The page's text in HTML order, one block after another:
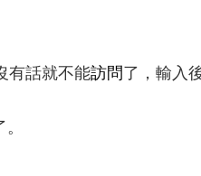
有話就不能訪問了，輸入